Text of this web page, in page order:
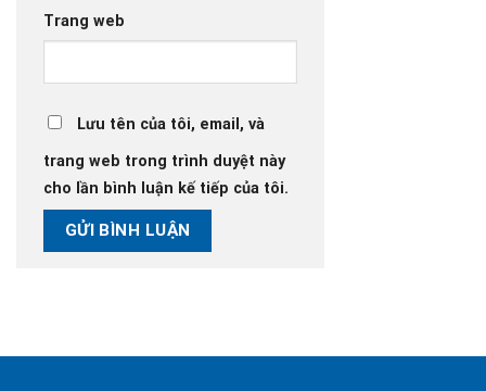
Trang web
Lưu tên của tôi, email, và
trang web trong trình duyệt này
cho lần bình luận kế tiếp của tôi.